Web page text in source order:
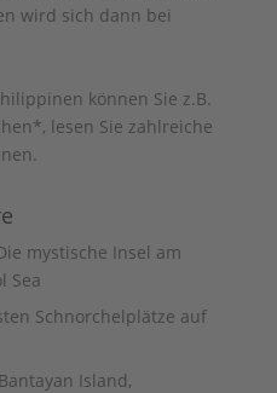
wird sich dann bei
können Sie z.B.
*, lesen Sie zahlreiche
.
mystische Insel am
Sea
Schnorchelplätze auf
Bantayan Island,